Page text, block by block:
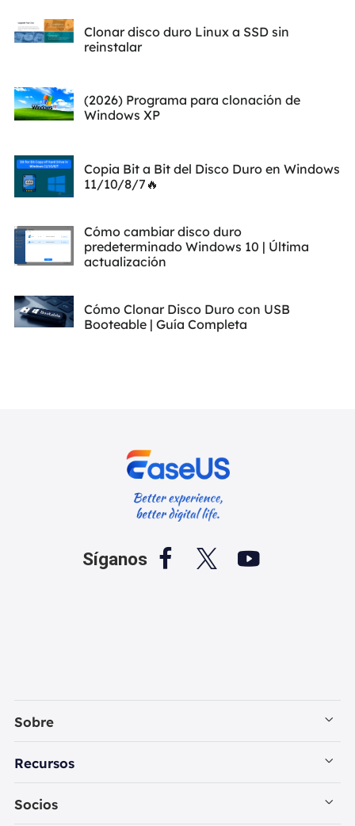
Clonar disco duro Linux a SSD sin
reinstalar
(2026) Programa para clonación de
Windows XP
Copia Bit a Bit del Disco Duro en Windows
11/10/8/7🔥
Cómo cambiar disco duro
predeterminado Windows 10 | Última
actualización
Cómo Clonar Disco Duro con USB
Booteable | Guía Completa
Síganos   
Sobre
Empresa
Recursos
Recuperación de Datos PC
Socios